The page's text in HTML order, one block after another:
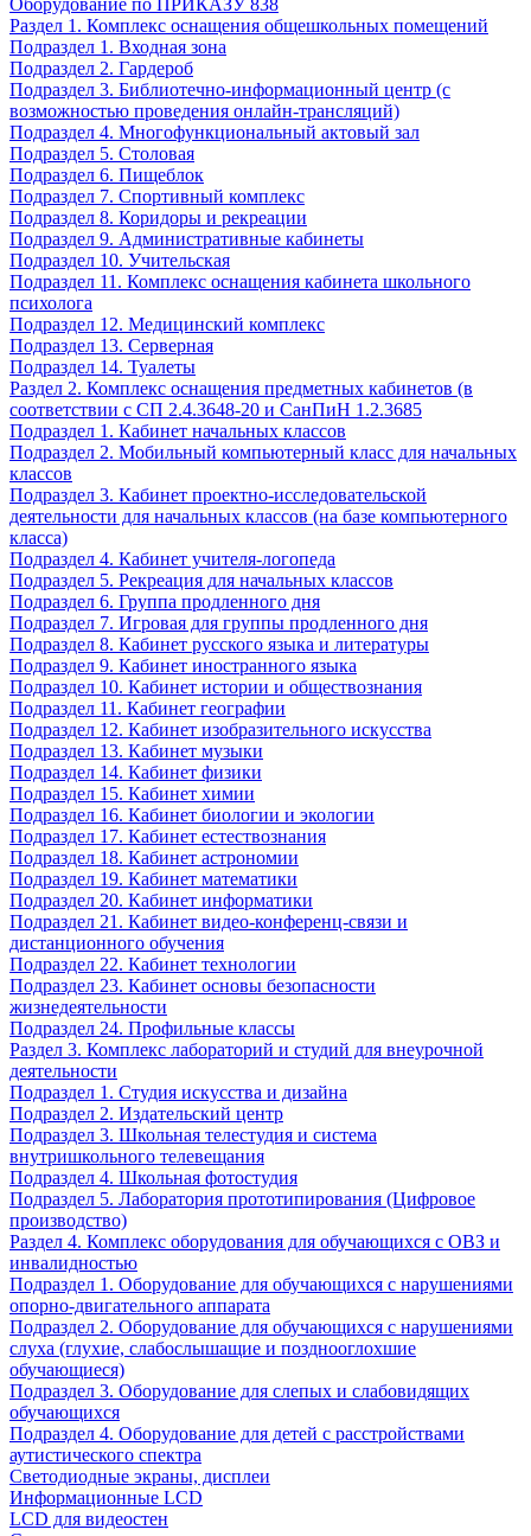
Оборудование по ПРИКАЗУ 838
Раздел 1. Комплекс оснащения общешкольных помещений
Подраздел 1. Входная зона
Подраздел 2. Гардероб
Подраздел 3. Библиотечно-информационный центр (с
возможностью проведения онлайн-трансляций)
Подраздел 4. Многофункциональный актовый зал
Подраздел 5. Столовая
Подраздел 6. Пищеблок
Подраздел 7. Спортивный комплекс
Подраздел 8. Коридоры и рекреации
Подраздел 9. Административные кабинеты
Подраздел 10. Учительская
Подраздел 11. Комплекс оснащения кабинета школьного
психолога
Подраздел 12. Медицинский комплекс
Подраздел 13. Серверная
Подраздел 14. Туалеты
Раздел 2. Комплекс оснащения предметных кабинетов (в
соответствии с СП 2.4.3648-20 и СанПиН 1.2.3685
Подраздел 1. Кабинет начальных классов
Подраздел 2. Мобильный компьютерный класс для начальных
классов
Подраздел 3. Кабинет проектно-исследовательской
деятельности для начальных классов (на базе компьютерного
класса)
Подраздел 4. Кабинет учителя-логопеда
Подраздел 5. Рекреация для начальных классов
Подраздел 6. Группа продленного дня
Подраздел 7. Игровая для группы продленного дня
Подраздел 8. Кабинет русского языка и литературы
Подраздел 9. Кабинет иностранного языка
Подраздел 10. Кабинет истории и обществознания
Подраздел 11. Кабинет географии
Подраздел 12. Кабинет изобразительного искусства
Подраздел 13. Кабинет музыки
Подраздел 14. Кабинет физики
Подраздел 15. Кабинет химии
Подраздел 16. Кабинет биологии и экологии
Подраздел 17. Кабинет естествознания
Подраздел 18. Кабинет астрономии
Подраздел 19. Кабинет математики
Подраздел 20. Кабинет информатики
Подраздел 21. Кабинет видео-конференц-связи и
дистанционного обучения
Подраздел 22. Кабинет технологии
Подраздел 23. Кабинет основы безопасности
жизнедеятельности
Подраздел 24. Профильные классы
Раздел 3. Комплекс лабораторий и студий для внеурочной
деятельности
Подраздел 1. Студия искусства и дизайна
Подраздел 2. Издательский центр
Подраздел 3. Школьная телестудия и система
внутришкольного телевещания
Подраздел 4. Школьная фотостудия
Подраздел 5. Лаборатория прототипирования (Цифровое
производство)
Раздел 4. Комплекс оборудования для обучающихся с ОВЗ и
инвалидностью
Подраздел 1. Оборудование для обучающихся с нарушениями
опорно-двигательного аппарата
Подраздел 2. Оборудование для обучающихся с нарушениями
слуха (глухие, слабослышащие и позднооглохшие
обучающиеся)
Подраздел 3. Оборудование для слепых и слабовидящих
обучающихся
Подраздел 4. Оборудование для детей с расстройствами
аутистического спектра
Светодиодные экраны, дисплеи
Информационные LCD
LCD для видеостен